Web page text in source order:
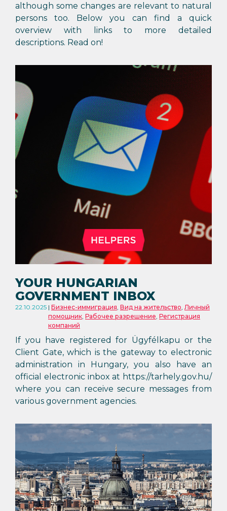
although some changes are relevant to natural
persons too. Below you can find a quick
overview with links to more detailed
descriptions. Read on!
YOUR HUNGARIAN
GOVERNMENT INBOX
22.10.2025 Бизнес-иммиграция, Вид на жительство,Личный
помощник, Рабочее разрешение, Регистрация
компаний
If you have registered for Ügyfélkapu or the
Client Gate, which is the gateway to electronic
administration in Hungary, you also have an
official electronic inbox at https://tarhely.gov.hu/
where you can receive secure messages from
various government agencies.